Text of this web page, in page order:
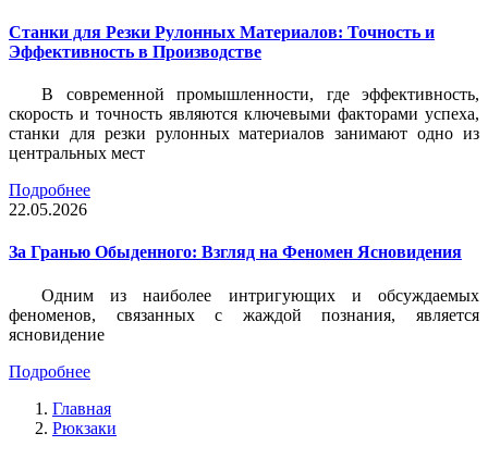
Станки для Резки Рулонных Материалов: Точность и
Эффективность в Производстве
В современной промышленности, где эффективность,
скорость и точность являются ключевыми факторами успеха,
станки для резки рулонных материалов занимают одно из
центральных мест
Подробнее
22.05.2026
За Гранью Обыденного: Взгляд на Феномен Ясновидения
Одним из наиболее интригующих и обсуждаемых
феноменов, связанных с жаждой познания, является
ясновидение
Подробнее
Главная
Рюкзаки